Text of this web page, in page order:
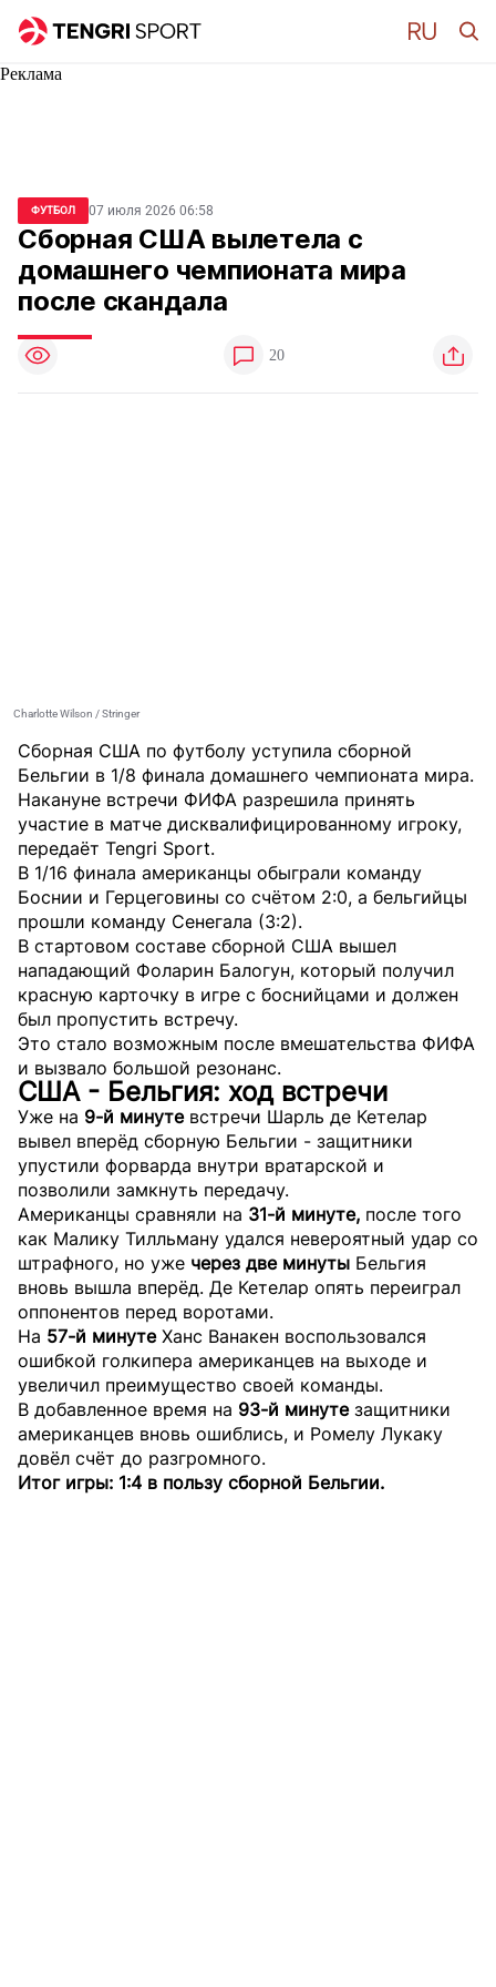
Реклама
ФУТБОЛ 07 июля 2026 06:58
Сборная США вылетела с
домашнего чемпионата мира
после скандала
20
Charlotte Wilson / Stringer
Сборная США по футболу уступила сборной
Бельгии в 1/8 финала домашнего чемпионата мира.
Накануне встречи ФИФА разрешила принять
участие в матче дисквалифицированному игроку,
передаёт Tengri Sport.
В 1/16 финала американцы обыграли команду
Боснии и Герцеговины со счётом 2:0, а бельгийцы
прошли команду Сенегала (3:2).
В стартовом составе сборной США вышел
нападающий Фоларин Балогун, который получил
красную карточку в игре с боснийцами и должен
был пропустить встречу.
Это стало возможным после вмешательства ФИФА
и вызвало большой резонанс.
США - Бельгия: ход встречи
Уже на 9-й минутевстречи Шарль де Кетелар
вывел вперёд сборную Бельгии - защитники
упустили форварда внутри вратарской и
позволили замкнуть передачу.
Американцы сравняли на 31-й минуте, после того
как Малику Тилльману удался невероятный удар со
штрафного, но уже через две минуты Бельгия
вновь вышла вперёд. Де Кетелар опять переиграл
оппонентов перед воротами.
На 57-й минутеХанс Ванакен воспользовался
ошибкой голкипера американцев на выходе и
увеличил преимущество своей команды.
В добавленное время на 93-й минутезащитники
американцев вновь ошиблись, и Ромелу Лукаку
довёл счёт до разгромного.
Итог игры: 1:4 в пользу сборной Бельгии.